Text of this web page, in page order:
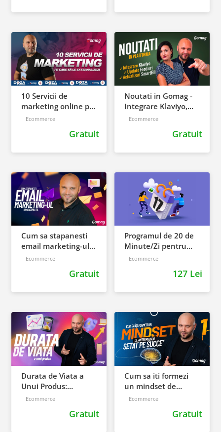
10 Servicii de
marketing online pe
care sa le
Ecommerce
Gratuit
Noutati in Gomag -
Integrare Klaviyo,
Update Feed-uri,
Ecommerce
Gratuit
Cum sa stapanesti
email marketing-ul
in afacerea ta
Ecommerce
Gratuit
Programul de 20 de
Minute/Zi pentru
365 de zile de
Ecommerce
127 Lei
Durata de Viata a
Unui Produs:
Secretele promovarii,
Ecommerce
Gratuit
Cum sa iti formezi
un mindset de
antreprenor setat pe
Ecommerce
Gratuit